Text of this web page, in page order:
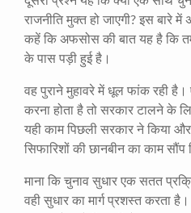
राजनीति मुक्त हो जाएगी? इस
कहें कि अफसोस की बात यह है कि
के पास पड़ी हुई है।
वह पुराने मुहावरे में धूल फांक रही
करना होता है तो सरकार टालने के
यही काम पिछली सरकार ने किया
सिफारिशों की छानबीन का काम सौंप
माना कि चुनाव सुधार एक सतत
वही सुधार का मार्ग प्रशस्त करता